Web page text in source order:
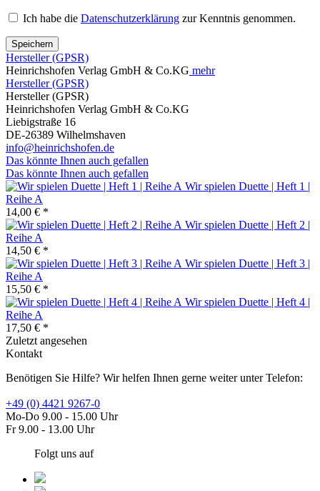
Ich habe die Datenschutzerklärung zur Kenntnis genommen.
Speichern
Hersteller (GPSR)
Heinrichshofen Verlag GmbH & Co.KG mehr
Hersteller (GPSR)
Hersteller (GPSR)
Heinrichshofen Verlag GmbH & Co.KG
Liebigstraße 16
DE-26389 Wilhelmshaven
info@heinrichshofen.de
Das könnte Ihnen auch gefallen
Das könnte Ihnen auch gefallen
Wir spielen Duette | Heft 1 |
Reihe A
14,00 € *
Wir spielen Duette | Heft 2 |
Reihe A
14,50 € *
Wir spielen Duette | Heft 3 |
Reihe A
15,50 € *
Wir spielen Duette | Heft 4 |
Reihe A
17,50 € *
Zuletzt angesehen
Kontakt
Benötigen Sie Hilfe? Wir helfen Ihnen gerne weiter unter Telefon:
+49 (0) 4421 9267-0
Mo-Do 9.00 - 15.00 Uhr
Fr 9.00 - 13.00 Uhr
Folgt uns auf